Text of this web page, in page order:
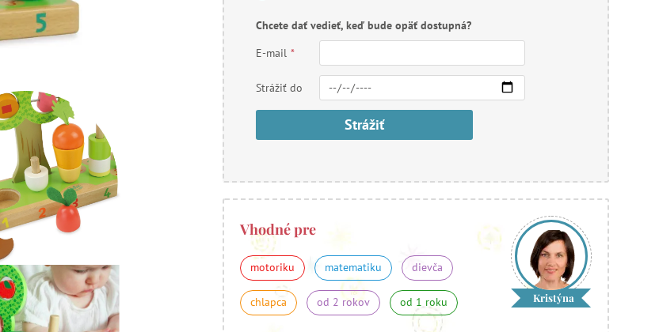
Chcete dať vedieť, keď bude opäť dostupná?
E-mail *
Strážiť do
Strážiť
Vhodné pre
motoriku matematiku dievča
chlapca od 2 rokov od 1 roku Kristýna